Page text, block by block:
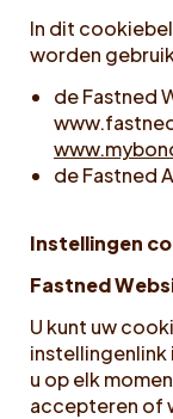
In dit
worden
de Fastned
de Fastned
Instellingen
Fastned
U kunt uw
instellingenlink
u op elk
accepteren of